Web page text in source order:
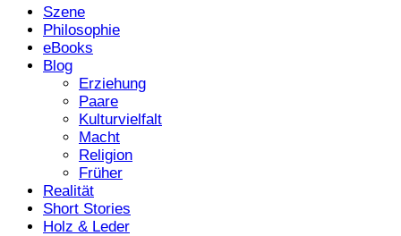
Szene
Philosophie
eBooks
Blog
Erziehung
Paare
Kulturvielfalt
Macht
Religion
Früher
Realität
Short Stories
Holz & Leder